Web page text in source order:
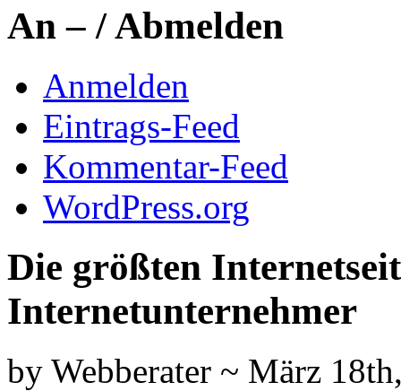
An – / Abmelden
Anmelden
Eintrags-Feed
Kommentar-Feed
WordPress.org
Die größten
Internetunternehmer
by Webberater ~ März